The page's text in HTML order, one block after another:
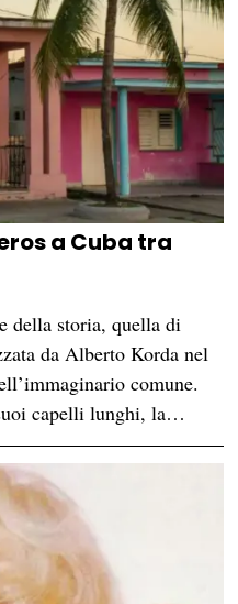
a Cuba tra
della storia, quella di
da Alberto Korda nel
comune.
capelli lunghi, la…